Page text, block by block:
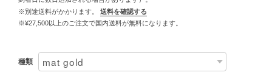
※別途送料がかかります。
送料を確認する
※¥27,500以上のご注文で国内送料が無料になります。
種類